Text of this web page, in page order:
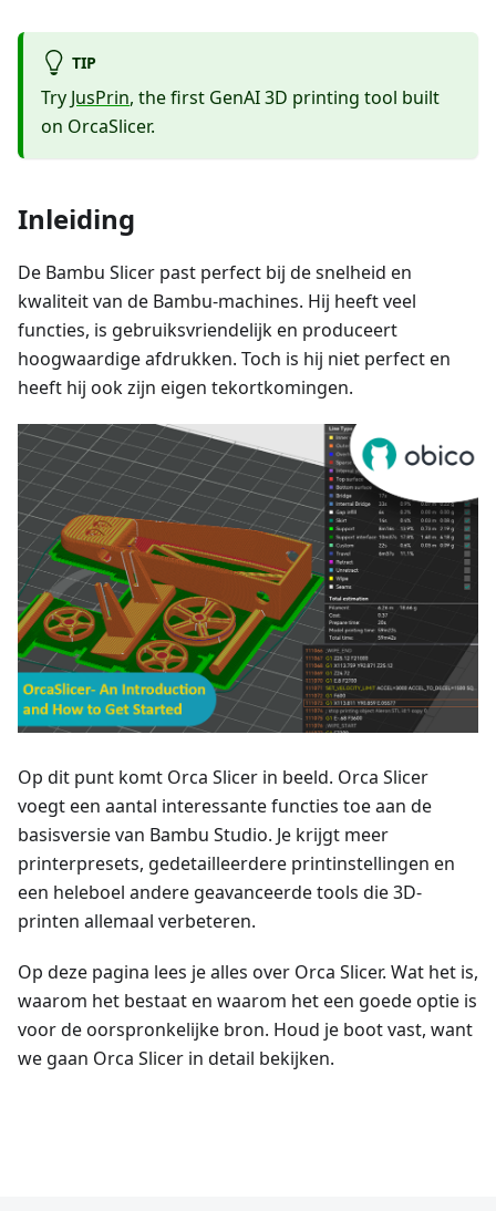
TIP
Try JusPrin, the first GenAI 3D printing tool built
on OrcaSlicer.
Inleiding
De Bambu Slicer past perfect bij de snelheid en
kwaliteit van de Bambu-machines. Hij heeft veel
functies, is gebruiksvriendelijk en produceert
hoogwaardige afdrukken. Toch is hij niet perfect en
heeft hij ook zijn eigen tekortkomingen.
Op dit punt komt Orca Slicer in beeld. Orca Slicer
voegt een aantal interessante functies toe aan de
basisversie van Bambu Studio. Je krijgt meer
printerpresets, gedetailleerdere printinstellingen en
een heleboel andere geavanceerde tools die 3D-
printen allemaal verbeteren.
Op deze pagina lees je alles over Orca Slicer. Wat het is,
waarom het bestaat en waarom het een goede optie is
voor de oorspronkelijke bron. Houd je boot vast, want
we gaan Orca Slicer in detail bekijken.